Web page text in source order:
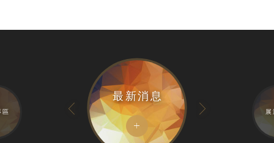
區
最新消息